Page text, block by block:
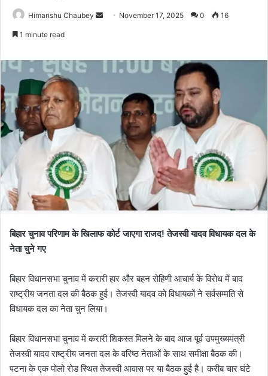
Himanshu Chaubey November 17, 2025 0 16
1 minute read
बिहार चुनाव परिणाम के खिलाफ कोर्ट जाएगा राजद! तेजस्वी यादव विधायक दल के
नेता चुने गए
बिहार विधानसभा चुनाव में करारी हार और बहन रोहिणी आचार्य के विरोध में बाद
राष्ट्रीय जनता दल की बैठक हुई। तेजस्वी यादव को विधायकों ने सर्वसम्मति से
विधायक दल का नेता चुन लिया।
बिहार विधानसभा चुनाव में करारी शिकस्त मिलने के बाद आज पूर्व उपमुख्यमंत्री
तेजस्वी यादव राष्ट्रीय जनता दल के वरिष्ठ नेताओं के साथ समीक्षा बैठक की।
पटना के एक पोलो रोड स्थित तेजस्वी आवास पर या बैठक हुई है। करीब चार घंटे